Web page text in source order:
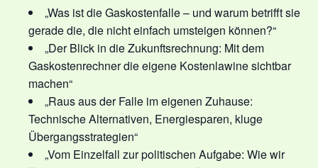
„Was ist die Gaskostenfalle – und warum betrifft sie
gerade die, die nicht einfach umsteigen können?“
„Der Blick in die Zukunftsrechnung: Mit dem
Gaskostenrechner die eigene Kostenlawine sichtbar
machen“
„Raus aus der Falle im eigenen Zuhause:
Technische Alternativen, Energiesparen, kluge
Übergangsstrategien“
„Vom Einzelfall zur politischen Aufgabe: Wie wir